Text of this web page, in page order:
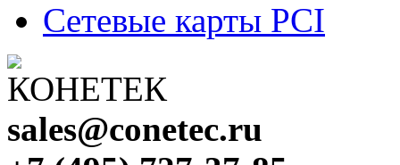
Сетевые карты PCI
sales@conetec.ru